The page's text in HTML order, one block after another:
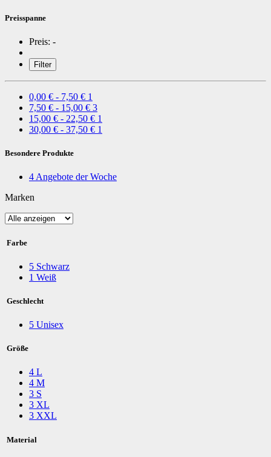
Preisspanne
Preis: -
Filter
0,00 € - 7,50 € 1
7,50 € - 15,00 € 3
15,00 € - 22,50 € 1
30,00 € - 37,50 € 1
Besondere Produkte
4Angebote der Woche
Marken
Farbe
5 Schwarz
1 Weiß
Geschlecht
5 Unisex
Größe
4 L
4 M
3 S
3 XL
3 XXL
Material